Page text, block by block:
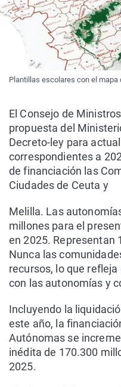
Plantillas escolares con el mapa
El Consejo de
propuesta del
Decreto-ley para
correspondientes a
de financiación las
Ciudades de Ceuta y
Melilla. Las
millones para el
en 2025. Representan
Nunca las
recursos, lo que
con las autonomías y
Incluyendo la
este año, la
Autónomas se
inédita de 170.300
2025.